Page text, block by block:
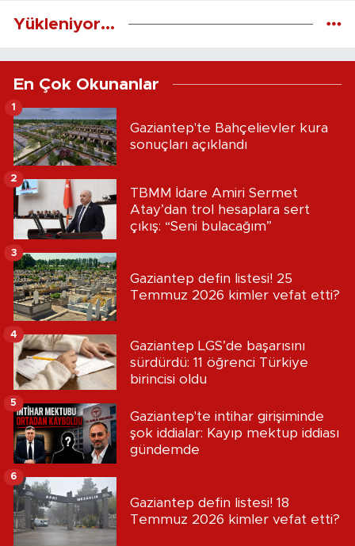
Yükleniyor...
En Çok Okunanlar
Gaziantep'te Bahçelievler kura
sonuçları açıklandı
1
TBMM İdare Amiri Sermet
Atay’dan trol hesaplara sert
çıkış: “Seni bulacağım”
2
Gaziantep defin listesi! 25
Temmuz 2026 kimler vefat etti?
3
Gaziantep LGS’de başarısını
sürdürdü: 11 öğrenci Türkiye
birincisi oldu
4
Gaziantep'te intihar girişiminde
şok iddialar: Kayıp mektup iddiası
gündemde
5
Gaziantep defin listesi! 18
Temmuz 2026 kimler vefat etti?
6